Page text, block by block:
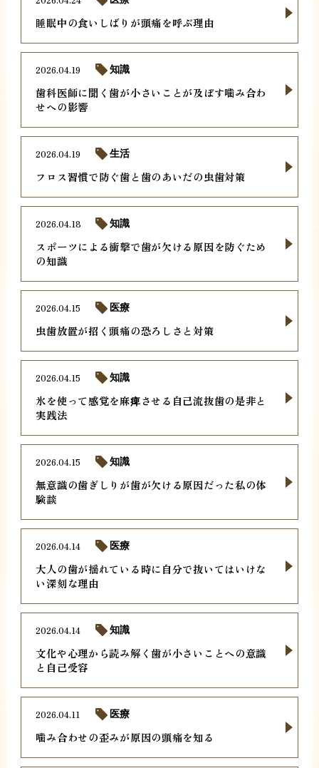
睡眠中の食いしばりが頭痛を呼ぶ理由
歯科医師に聞く歯が小さいことが及ぼす噛み合わ
せへの影響
2026.04.19 知識
フロス習慣で防ぐ歯と歯のあいだの虫歯対策
2026.04.19 生活
スポーツによる衝撃で歯が欠ける原因を防ぐため
の知識
2026.04.18 知識
虫歯放置が招く頭痛の恐ろしさと対策
2026.04.15 医療
氷を使って感覚を麻痺させる自己流抜歯の是非と
実践法
2026.04.15 知識
無意識の歯ぎしりが歯が欠ける原因だった私の体
験談
2026.04.15 知識
大人の歯が揺れている時に自分で抜いてはいけな
い深刻な理由
2026.04.14 医療
文化や心理から読み解く歯が小さいことへの意識
と自己受容
2026.04.14 知識
噛み合わせの歪みが原因の頭痛を知る
2026.04.11 医療